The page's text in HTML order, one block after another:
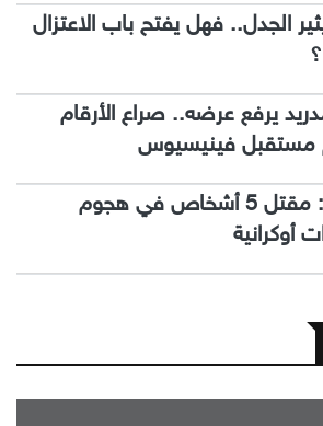
الجدل.. فهل يفتح باب الاعتزال
يرفع عرضه.. صراع الأرقام
مستقبل فينيسيوس
روسيا: مقتل 5 أشخاص في هجوم
أوكرانية